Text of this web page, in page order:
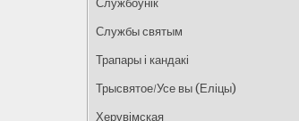
Службоўнік
Службы святым
Трапары і кандакі
Трысвятое/Усе вы (Еліцы)
Херувімская